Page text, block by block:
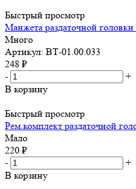
Быстрый просмотр
Манжета раздаточной
Много
Артикул: ВТ-01.00.033
248 ₽
-
+
В корзину
Быстрый просмотр
Рем.комплект раздаточной
Мало
220 ₽
-
+
В корзину